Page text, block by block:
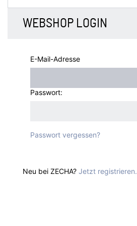
WEBSHOP LOGIN
E-Mail-Adresse
Passwort:
Passwort vergessen?
Neu bei ZECHA? Jetzt registrieren.